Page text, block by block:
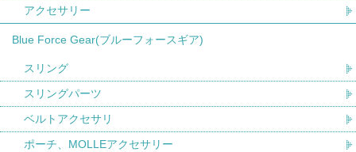
アクセサリー
Blue Force Gear(ブルーフォースギア)
スリング
スリングパーツ
ベルトアクセサリ
ポーチ、MOLLEアクセサリー